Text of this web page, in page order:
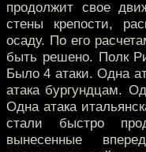
продолжит свое
стены крепости,
осаду. По его
быть решено. Полк
Было 4 атаки. Одна
атака бургундцам.
Одна атака
стали быстро
вынесенные